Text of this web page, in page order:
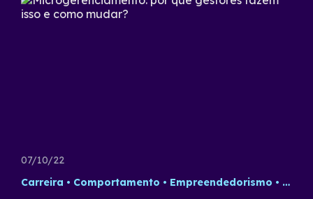
07/10/22
Carreira
Comportamento Empreendedorismo